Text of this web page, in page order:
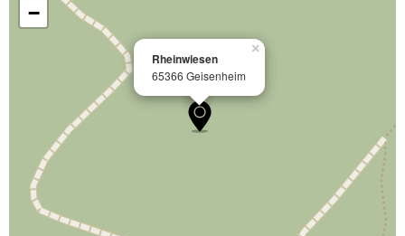
Rheinwiesen
65366 Geisenheim
×
−